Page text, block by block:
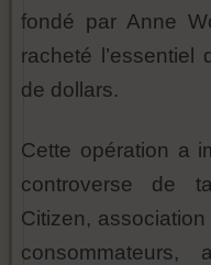
fondé par Anne
racheté l’essentiel
de dollars.
Cette opération a
controverse de
Citizen,